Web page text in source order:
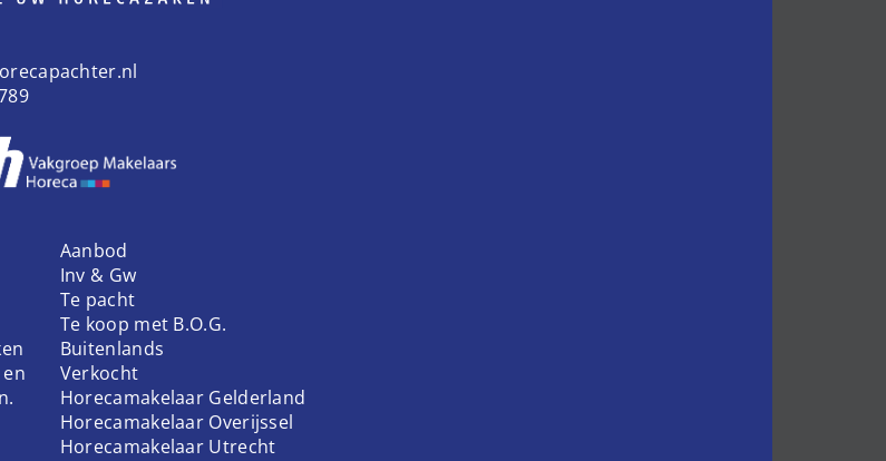
Aanbod
Inv & Gw
Te pacht
Te koop met B.O.G.
Buitenlands
Verkocht
Horecamakelaar Gelderland
Horecamakelaar Overijssel
Horecamakelaar Utrecht